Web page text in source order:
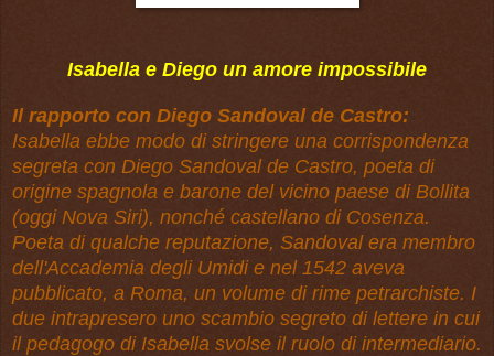
Isabella e Diego un amore impossibile
Il rapporto con Diego Sandoval de Castro:
Isabella ebbe modo di stringere una corrispondenza
segreta con Diego Sandoval de Castro, poeta di
origine spagnola e barone del vicino paese di Bollita
(oggi Nova Siri), nonché castellano di Cosenza.
Poeta di qualche reputazione, Sandoval era membro
dell'Accademia degli Umidie nel 1542 aveva
pubblicato, a Roma, un volume di rime petrarchiste. I
due intrapresero uno scambio segreto di lettere in cui
il pedagogo di Isabella svolse il ruolo di intermediario.